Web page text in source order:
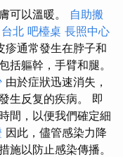
可以溫暖。 自助搬
北 吧檯桌 長照中心
疹通常發生在脖子和
括軀幹，手臂和腿。
由於症狀迅速消失，
生反复的疾病。 即
間，以便我們確定細
因此，儘管感染力降
施以防止感染傳播。